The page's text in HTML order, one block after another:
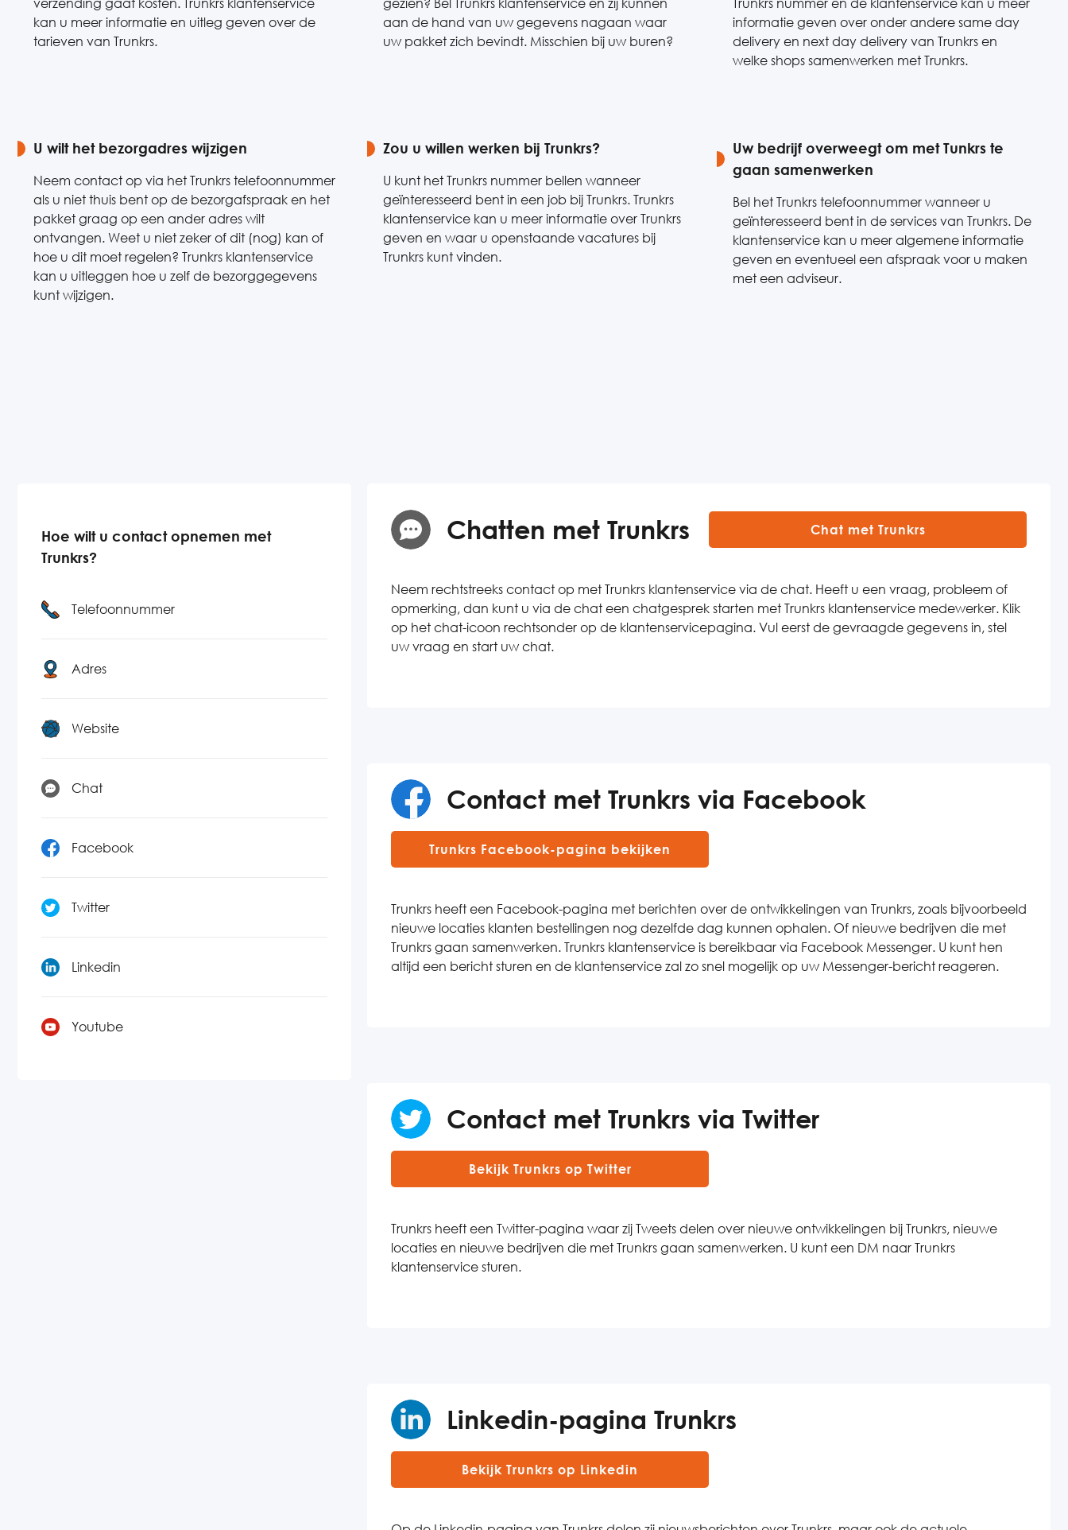
verzending gaat kosten. Trunkrs klantenservice
kan u meer informatie en uitleg geven over de
tarieven van Trunkrs.
gezien? Bel Trunkrs klantenservice en zij kunnen
aan de hand van uw gegevens nagaan waar
uw pakket zich bevindt. Misschien bij uw buren?
Trunkrs nummer en de klantenservice kan u meer
informatie geven over onder andere same day
delivery en next day delivery van Trunkrs en
welke shops samenwerken met Trunkrs.
U wilt het bezorgadres wijzigen
Neem contact op via het Trunkrs telefoonnummer
als u niet thuis bent op de bezorgafspraak en het
pakket graag op een ander adres wilt
ontvangen. Weet u niet zeker of dit (nog) kan of
hoe u dit moet regelen? Trunkrs klantenservice
kan u uitleggen hoe u zelf de bezorggegevens
kunt wijzigen.
Zou u willen werken bij Trunkrs?
U kunt het Trunkrs nummer bellen wanneer
geïnteresseerd bent in een job bij Trunkrs. Trunkrs
klantenservice kan u meer informatie over Trunkrs
geven en waar u openstaande vacatures bij
Trunkrs kunt vinden.
Uw bedrijf overweegt om met Tunkrs te
gaan samenwerken
Bel het Trunkrs telefoonnummer wanneer u
geïnteresseerd bent in de services van Trunkrs. De
klantenservice kan u meer algemene informatie
geven en eventueel een afspraak voor u maken
met een adviseur.
Hoe wilt u contact opnemen met
Trunkrs?
Telefoonnummer
Adres
Website
Chat
Facebook
Twitter
Linkedin
Youtube
Chatten met Trunkrs Chat met Trunkrs
Neem rechtstreeks contact op met Trunkrs klantenservice via de chat. Heeft u een vraag, probleem of
opmerking, dan kunt u via de chat een chatgesprek starten met Trunkrs klantenservice medewerker. Klik
op het chat-icoon rechtsonder op de klantenservicepagina. Vul eerst de gevraagde gegevens in, stel
uw vraag en start uw chat.
Contact met Trunkrs via Facebook
Trunkrs Facebook-pagina bekijken
Trunkrs heeft een Facebook-pagina met berichten over de ontwikkelingen van Trunkrs, zoals bijvoorbeeld
nieuwe locaties klanten bestellingen nog dezelfde dag kunnen ophalen. Of nieuwe bedrijven die met
Trunkrs gaan samenwerken. Trunkrs klantenservice is bereikbaar via Facebook Messenger. U kunt hen
altijd een bericht sturen en de klantenservice zal zo snel mogelijk op uw Messenger-bericht reageren.
Contact met Trunkrs via Twitter
Bekijk Trunkrs op Twitter
Trunkrs heeft een Twitter-pagina waar zij Tweets delen over nieuwe ontwikkelingen bij Trunkrs, nieuwe
locaties en nieuwe bedrijven die met Trunkrs gaan samenwerken. U kunt een DM naar Trunkrs
klantenservice sturen.
Linkedin-pagina Trunkrs
Bekijk Trunkrs op Linkedin